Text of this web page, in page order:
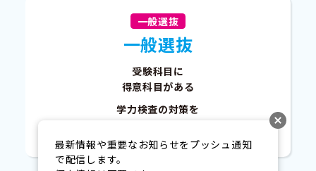
一般選抜
一般選抜
受験科目に
得意科目がある
学力検査の対策を
最新情報や重要なお知らせをプッシュ通知
で配信します。